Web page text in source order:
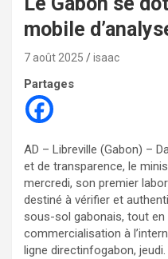
mobile
7 août 2025 isaac
Partages
AD – Libreville (Gabon) –
et de transparence, le
mercredi, son premier
destiné à vérifier et
sous-sol gabonais, tout
commercialisation à
ligne directinfogabon, jeudi.